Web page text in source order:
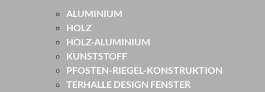
ALUMINIUM
HOLZ
HOLZ-ALUMINIUM
KUNSTSTOFF
PFOSTEN-RIEGEL-KONSTRUKTION
TERHALLE DESIGN FENSTER